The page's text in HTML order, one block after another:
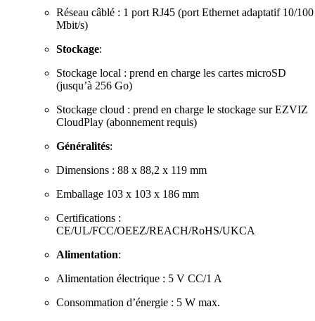
Réseau câblé : 1 port RJ45 (port Ethernet adaptatif 10/100
Mbit/s)
Stockage:
Stockage local : prend en charge les cartes microSD
(jusqu’à 256 Go)
Stockage cloud : prend en charge le stockage sur EZVIZ
CloudPlay (abonnement requis)
Généralités:
Dimensions : 88 x 88,2 x 119 mm
Emballage 103 x 103 x 186 mm
Certifications :
CE/UL/FCC/OEEZ/REACH/RoHS/UKCA
Alimentation:
Alimentation électrique : 5 V CC/1 A
Consommation d’énergie : 5 W max.